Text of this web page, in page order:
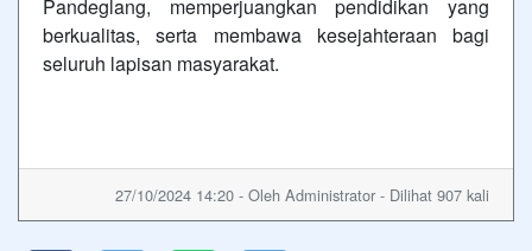
Pandeglang, memperjuangkan pendidikan yang
berkualitas, serta membawa kesejahteraan bagi
seluruh lapisan masyarakat.
27/10/2024 14:20 - Oleh Administrator - Dilihat 907 kali